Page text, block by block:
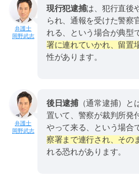
岡野武志
現行犯逮捕は、犯行直後
られ、通報を受けた警察
れる、という場合が典型
署に連れていかれ、留置
性があります。
岡野武志
後日逮捕（通常逮捕）と
置いて、警察が裁判所発
やって来る、という場合
察署まで連行され、その
れる恐れがあります。